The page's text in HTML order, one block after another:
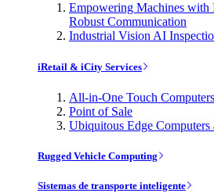
Empowering Machines
Robust Communication
Industrial Vision AI
iRetail & iCity Services
All-in-One Touch Computers
Point of Sale
Ubiquitous Edge Computers
Rugged Vehicle Computing
Sistemas de transporte inteligente